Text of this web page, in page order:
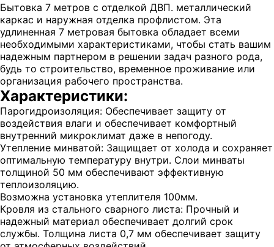
Бытовка 7 метров с отделкой ДВП. металлический
каркас и наружная отделка профлистом. Эта
удлиненная 7 метровая бытовка обладает всеми
необходимыми характеристиками, чтобы стать вашим
надежным партнером в решении задач разного рода,
будь то строительство, временное проживание или
организация рабочего пространства.
Характеристики:
Парогидроизоляция: Обеспечивает защиту от
воздействия влаги и обеспечивает комфортный
внутренний микроклимат даже в непогоду.
Утепление минватой: Защищает от холода и сохраняет
оптимальную температуру внутри. Слои минваты
толщиной 50 мм обеспечивают эффективную
теплоизоляцию.
Возможна установка утеплителя 100мм.
Кровля из стального сварного листа: Прочный и
надежный материал обеспечивает долгий срок
службы. Толщина листа 0,7 мм обеспечивает защиту